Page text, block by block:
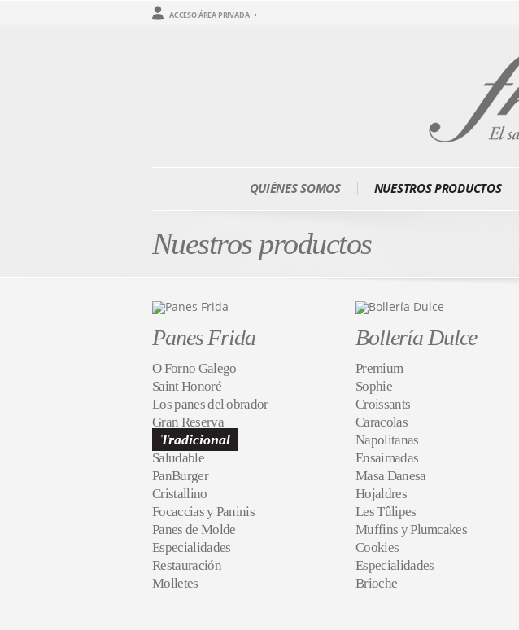
ACCESO ÁREA PRIVADA
QUIÉNES SOMOS NUESTROS PRODUCTOS
Nuestros productos
Panes Frida
O Forno Galego
Saint Honoré
Los panes del obrador
Gran Reserva
Tradicional
Saludable
PanBurger
Cristallino
Focaccias y Paninis
Panes de Molde
Especialidades
Restauración
Molletes
Bollería Dulce
Premium
Sophie
Croissants
Caracolas
Napolitanas
Ensaimadas
Masa Danesa
Hojaldres
Les Tûlipes
Muffins y Plumcakes
Cookies
Especialidades
Brioche